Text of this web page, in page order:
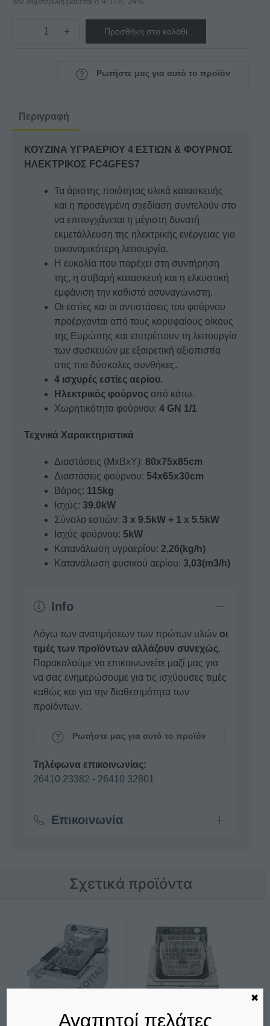
ΚΟΥΖΙΝΑ
ΦΟΥΡΝΟΣ
ΗΛΕΚΤΡΙΚΟΣ
SERGAS
ποσότητα
+ Προσθήκη στο καλάθι
Ρωτήστε μας για αυτό το προϊόν
Περιγραφή
ΚΟΥΖΙΝΑ ΥΓΡΑΕΡΙΟΥ 4 ΕΣΤΙΩΝ & ΦΟΥΡΝΟΣ
ΗΛΕΚΤΡΙΚΟΣ FC4GFES7
Τα άριστης ποιότητας υλικά κατασκευής
και η προσεγμένη σχεδίαση συντελούν στο
να επιτυγχάνεται η μέγιστη δυνατή
εκμετάλλευση της ηλεκτρικής ενέργειας για
οικονομικότερη λειτουργία.
Η ευκολία που παρέχει στη συντήρηση
της, η στιβαρή κατασκευή και η ελκυστική
εμφάνιση την καθιστά ασυναγώνιστη.
Οι εστίες και οι αντιστάσεις του φούρνου
προέρχονται από τους κορυφαίους οίκους
της Ευρώπης και επιτρέπουν τη λειτουργία
των συσκευών με εξαιρετική αξιοπιστία
στις πιο δύσκολες συνθήκες.
4 ισχυρές εστίες αερίου.
Ηλεκτρικός φούρνος από κάτω.
Χωρητικότητα φούρνου: 4 GN 1/1
Τεχνικά Χαρακτηριστικά
Διαστάσεις (ΜxΒxΥ): 80x75x85cm
Διαστάσεις φούρνου: 54x65x30cm
Βάρος: 115kg
Ισχύς: 39.0kW
Σύνολο εστιών: 3 x 9.5kW + 1 x 5.5kW
Ισχύς φούρνου: 5kW
Κατανάλωση υγραερίου: 2,26(kg/h)
Κατανάλωση φυσικού αερίου: 3,03(m3/h)
Info
Λόγω των ανατιμήσεων των πρώτων υλών οι
τιμές των προϊόντων αλλάζουν συνεχώς.
Παρακαλούμε να επικοινωνείτε μαζί μας για
να σας ενημερώσουμε για τις ισχύουσες τιμές
καθώς και για την διαθεσιμότητα των
προϊόντων.
Ρωτήστε μας για αυτό το προϊόν
Τηλέφωνα επικοινωνίας:
26410 23382 - 26410 32801
Επικοινωνία
Σχετικά προϊόντα
Αγαπητοί πελάτες
✖